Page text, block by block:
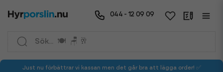
044 - 12 09 09
Just nu förbättrar vi kassan men det går bra att lägga order! ✅